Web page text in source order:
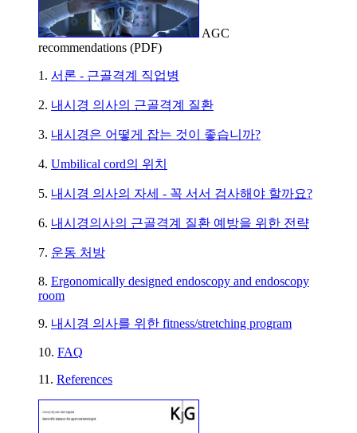
AGC
recommendations (PDF)
1. 서론 - 근골격계 직업병
2. 내시경 의사의 근골격계 질환
3. 내시경은 어떻게 잡는 것이 좋습니까?
4. Umbilical cord의 위치
5. 내시경 의사의 자세 - 꼭 서서 검사해야 할까요?
6. 내시경의사의 근골격계 질환 예방을 위한 전략
7. 운동 처방
8. Ergonomically designed endoscopy and endoscopy
room
9. 내시경 의사를 위한 fitness/stretching program
10. FAQ
11. References